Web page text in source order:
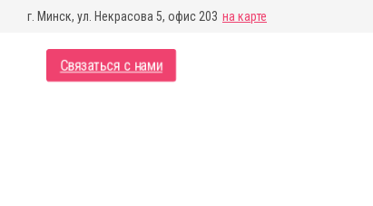
г. Минск, ул. Некрасова 5, офис 203 на карте
Связаться с нами